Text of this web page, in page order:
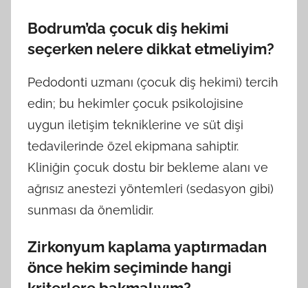
Bodrum’da çocuk diş hekimi
seçerken nelere dikkat etmeliyim?
Pedodonti uzmanı (çocuk diş hekimi) tercih
edin; bu hekimler çocuk psikolojisine
uygun iletişim tekniklerine ve süt dişi
tedavilerinde özel ekipmana sahiptir.
Kliniğin çocuk dostu bir bekleme alanı ve
ağrısız anestezi yöntemleri (sedasyon gibi)
sunması da önemlidir.
Zirkonyum kaplama yaptırmadan
önce hekim seçiminde hangi